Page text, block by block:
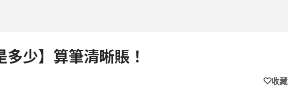
多少】算筆清晰賬！
收藏